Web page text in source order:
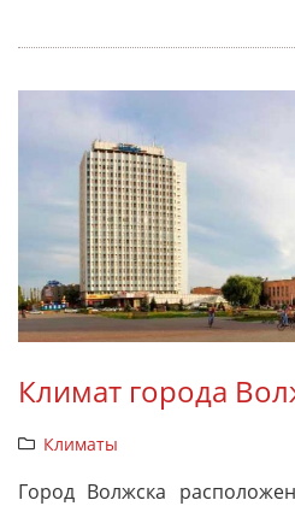
Климат города
Климаты
Город Волжска